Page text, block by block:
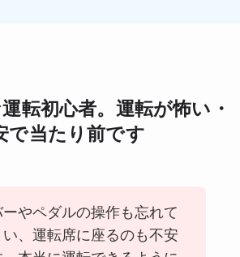
転初心者。運転が怖い・
で当たり前です
ーやペダルの操作も忘れて
い、運転席に座るのも不安